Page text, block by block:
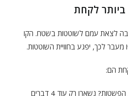
חובה לצאת עמם לשוטטות בשטח. הקו
לכך, יפגע בחוויית השוטטות.
– קולטים את הפשטות? נשארו רק עוד 4 דברים